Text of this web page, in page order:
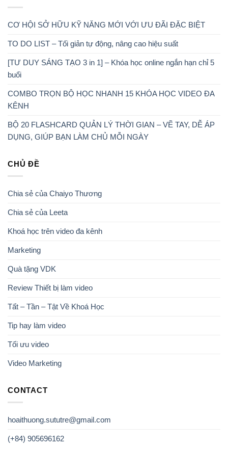
CƠ HỘI SỞ HỮU KỸ NĂNG MỚI VỚI ƯU ĐÃI ĐẶC BIỆT
TO DO LIST – Tối giản tự động, nâng cao hiệu suất
[TƯ DUY SÁNG TẠO 3 in 1] – Khóa học online ngắn hạn chỉ 5
buổi
COMBO TRỌN BỘ HỌC NHANH 15 KHÓA HỌC VIDEO ĐA
KÊNH
BỘ 20 FLASHCARD QUẢN LÝ THỜI GIAN – VẼ TAY, DỄ ÁP
DỤNG, GIÚP BẠN LÀM CHỦ MỖI NGÀY
CHỦ ĐỀ
Chia sẻ của Chaiyo Thương
Chia sẻ của Leeta
Khoá học trên video đa kênh
Marketing
Quà tặng VDK
Review Thiết bị làm video
Tất – Tần – Tật Về Khoá Học
Tip hay làm video
Tối ưu video
Video Marketing
CONTACT
hoaithuong.sututre@gmail.com
(+84) 905696162